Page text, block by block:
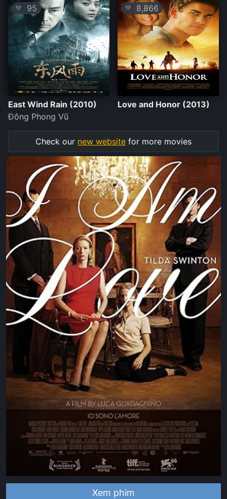
Xem phim
💛 95
East Wind Rain (2010)
Đông Phong Vũ
💛 8,866
Love and Honor (2013)
Check our new website for more movies